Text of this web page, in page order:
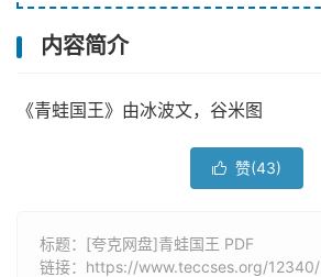
内容简介
《青蛙国王》由冰波文，谷米图
 赞(43)
标题：[夸克网盘]青蛙国王 PDF
链接： https://www.teccses.org/12340/